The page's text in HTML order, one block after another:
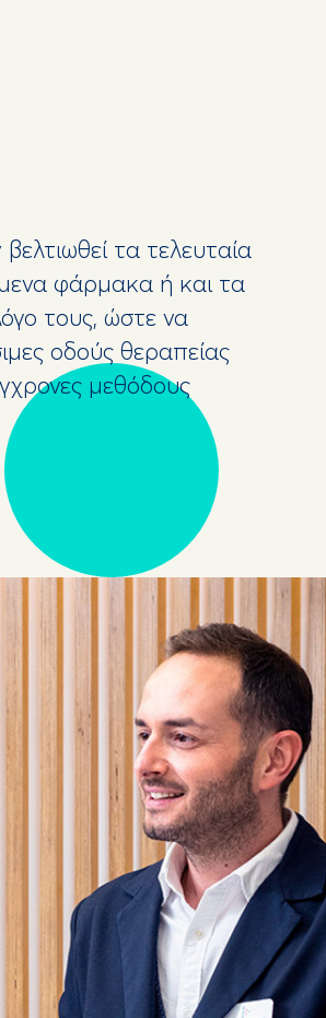
τα τελευταία
φάρμακα ή και τα
τους, ώστε να
οδούς θεραπείας
μεθόδους